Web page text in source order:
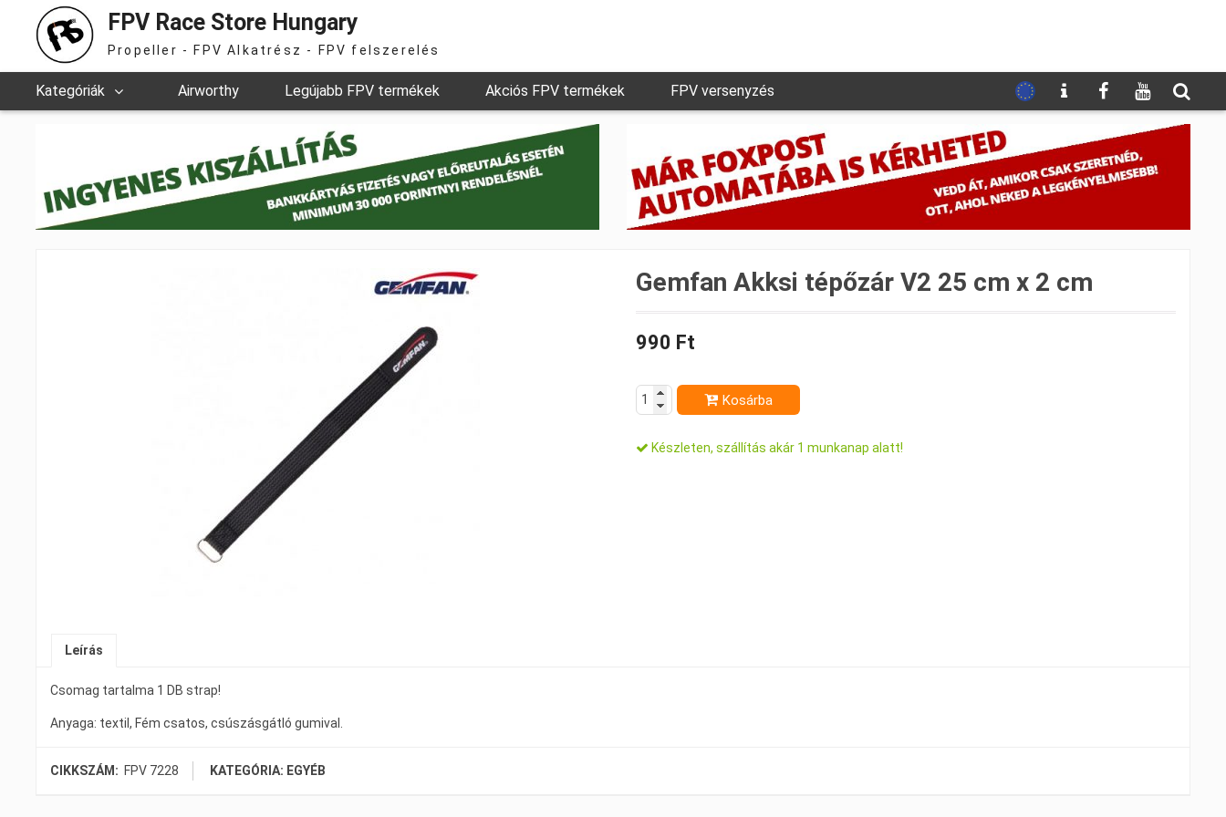
FPV Race Store Hungary
Propeller - FPV Alkatrész - FPV felszerelés
Kategóriák Airworthy Legújabb FPV termékek Akciós FPV termékek FPV versenyzés
Gemfan Akksi tépőzár V2 25 cm x 2 cm
990 Ft
Kosárba
Készleten, szállítás akár 1 munkanap alatt!
Leírás
Csomag tartalma 1 DB strap!
Anyaga: textil, Fém csatos, csúszásgátló gumival.
CIKKSZÁM: FPV 7228 KATEGÓRIA: EGYÉB